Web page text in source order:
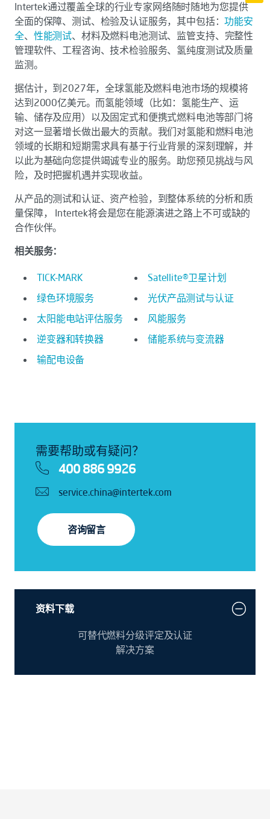
Intertek通过覆盖全球的行业专家网络随时随地为您提供
全面的保障、测试、检验及认证服务，其中包括：功能安
全、 性能测试、材料及燃料电池测试、监管支持、完整性
管理软件、工程咨询、技术检验服务、氢纯度测试及质量
监测。
据估计，到2027年，全球氢能及燃料电池市场的规模将
达到2000亿美元。而氢能领域（比如：氢能生产、运
输、储存及应用）以及固定式和便携式燃料电池等部门将
对这一显著增长做出最大的贡献。我们对氢能和燃料电池
领域的长期和短期需求具有基于行业背景的深刻理解，并
以此为基础向您提供竭诚专业的服务。助您预见挑战与风
险，及时把握机遇并实现收益。
从产品的测试和认证、资产检验，到整体系统的分析和质
量保障， Intertek将会是您在能源演进之路上不可或缺的
合作伙伴。
相关服务：
TICK-MARK
Satellite®卫星计划
绿色环境服务
光伏产品测试与认证
太阳能电站评估服务
风能服务
逆变器和转换器
储能系统与变流器
输配电设备
需要帮助或有疑问？
400 886 9926
service.china@intertek.com
咨询留言
资料下载
可替代燃料分级评定及认证
解决方案